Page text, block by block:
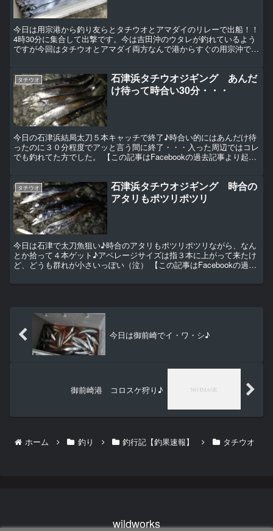
今日は用宗港から釣り友らとタチウオとアマダイのリレーで出船！！
4時30分に集合して出撃です。今は吉田沖のウタレが釣れているよう
ですが今回はタチウオとアマダイ両方なんで港からすぐの用宗沖でま
タチウオ
石津浜タチウオジギング あんだ
け待って時合い30分・・・
今日の石津浜結局太刀５本キャッチで終了♪時合い的にはあんだけ待
ったのに３０分程度でアッと言う間に終了・・・入った周辺ではコレ
でも釣れてた方でした。 【この記事はFacebookの過去記事より起こ
タチウオ
石津浜タチウオジギング 時合の
アタリもポツリポツリ
今日は石津で太刀魚狙い♪時合のアタリもポツリポツリながら、なん
とか拾って４本ゲット♪アベレージサイズは指３本に上がって来たけ
ど、どうも群れが小さいっぽい（泣） 【この記事はFacebookの過去
今日は御前崎でイ・ワ・シ♪
御前崎港 コロスケ狩り♪
ホーム 釣り 釣行記【釣果速報】 タチウオ
wildworks